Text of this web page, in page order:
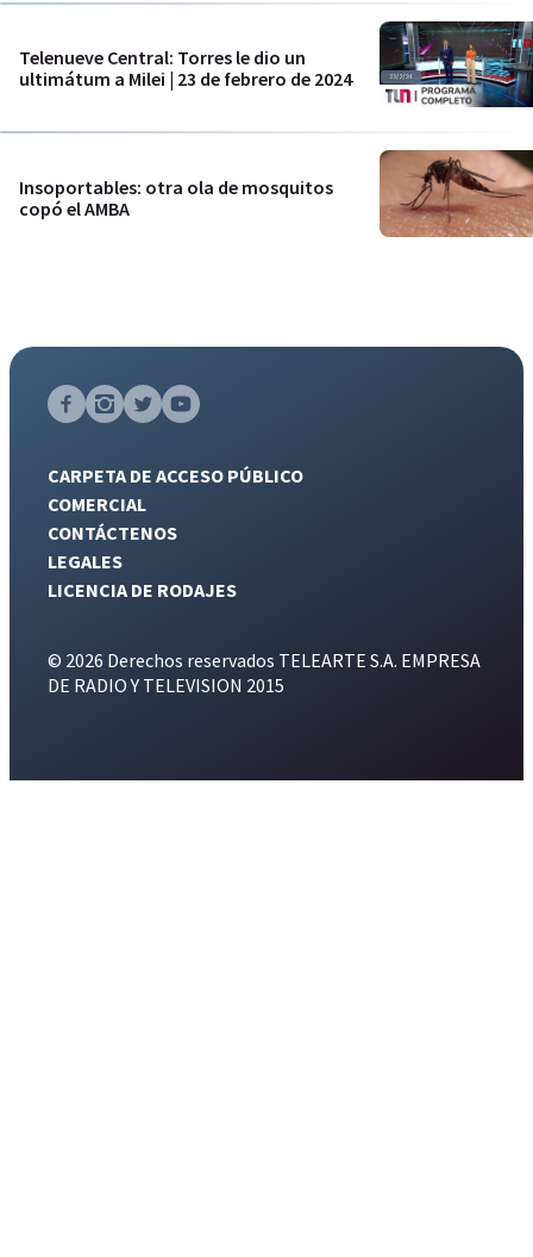
Telenueve Central: Torres le dio un
ultimátum a Milei | 23 de febrero de 2024
Insoportables: otra ola de mosquitos
copó el AMBA
CARPETA DE ACCESO PÚBLICO
COMERCIAL
CONTÁCTENOS
LEGALES
LICENCIA DE RODAJES
© 2026 Derechos reservados TELEARTE S.A. EMPRESA
DE RADIO Y TELEVISION 2015